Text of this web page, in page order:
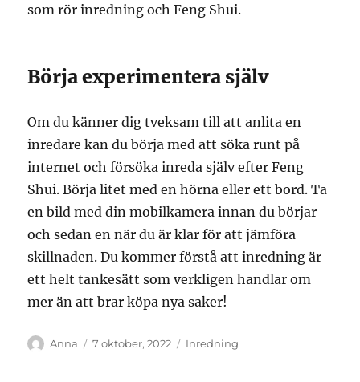
som rör inredning och Feng Shui.
Börja experimentera själv
Om du känner dig tveksam till att anlita en
inredare kan du börja med att söka runt på
internet och försöka inreda själv efter Feng
Shui. Börja litet med en hörna eller ett bord. Ta
en bild med din mobilkamera innan du börjar
och sedan en när du är klar för att jämföra
skillnaden. Du kommer förstå att inredning är
ett helt tankesätt som verkligen handlar om
mer än att brar köpa nya saker!
Författare
Anna
Publicerat
7 oktober, 2022 Kategorier
Inredning